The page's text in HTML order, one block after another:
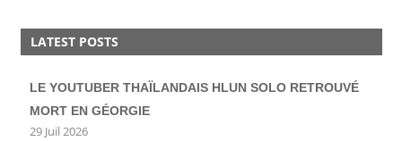
LATEST POSTS
LE YOUTUBER THAÏLANDAIS HLUN SOLO RETROUVÉ
MORT EN GÉORGIE
29 Juil 2026